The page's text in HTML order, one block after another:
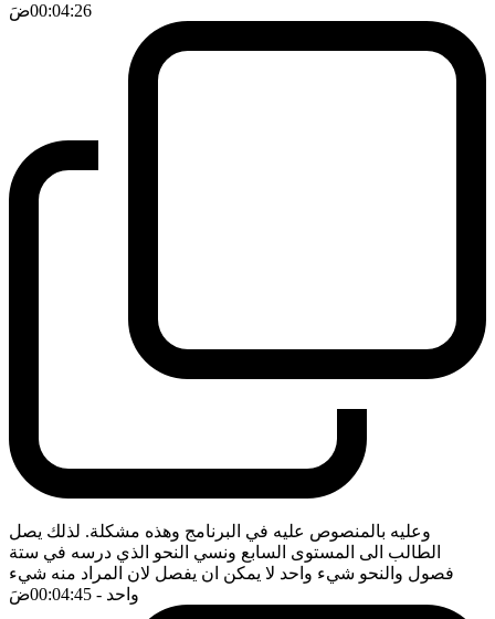
00:04:26ضَ
وعليه بالمنصوص عليه في البرنامج وهذه مشكلة. لذلك يصل
الطالب الى المستوى السابع ونسي النحو الذي درسه في ستة
فصول والنحو شيء واحد لا يمكن ان يفصل لان المراد منه شيء
واحد - 00:04:45 ضَ